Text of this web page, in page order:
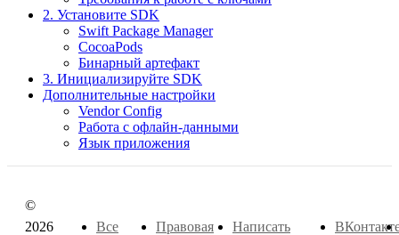
2. Установите SDK
Swift Package Manager
CocoaPods
Бинарный артефакт
3. Инициализируйте SDK
Дополнительные настройки
Vendor Config
Работа с офлайн-данными
Язык приложения
©
2026
Все
Правовая
Написать